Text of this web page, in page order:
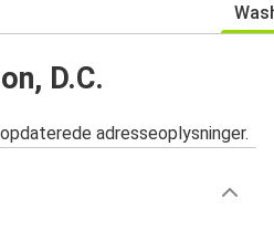
D.C.
adresseoplysninger.